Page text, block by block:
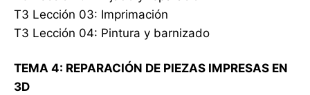
T3 Lección 03: Imprimación
T3 Lección 04: Pintura y barnizado
TEMA 4: REPARACIÓN DE PIEZAS IMPRESAS EN
3D